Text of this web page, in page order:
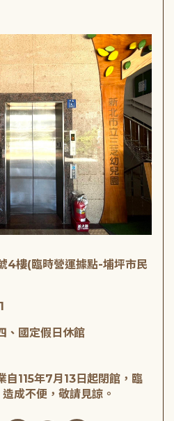
4樓(臨時營運據點-埔坪市民
、國定假日休館
自115年7月13日起閉館，臨
成不便，敬請見諒。